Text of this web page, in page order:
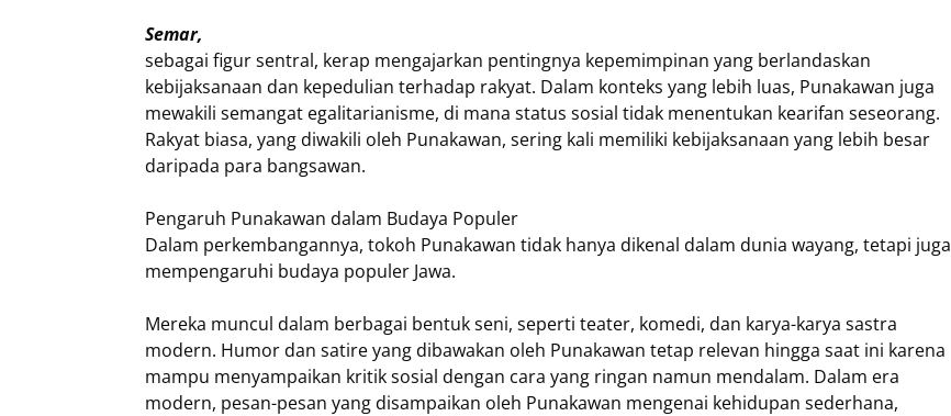
Semar,
sebagai figur sentral, kerap mengajarkan pentingnya kepemimpinan yang berlandaskan
kebijaksanaan dan kepedulian terhadap rakyat. Dalam konteks yang lebih luas, Punakawan juga
mewakili semangat egalitarianisme, di mana status sosial tidak menentukan kearifan seseorang.
Rakyat biasa, yang diwakili oleh Punakawan, sering kali memiliki kebijaksanaan yang lebih besar
daripada para bangsawan.
Pengaruh Punakawan dalam Budaya Populer
Dalam perkembangannya, tokoh Punakawan tidak hanya dikenal dalam dunia wayang, tetapi juga
mempengaruhi budaya populer Jawa.
Mereka muncul dalam berbagai bentuk seni, seperti teater, komedi, dan karya-karya sastra
modern. Humor dan satire yang dibawakan oleh Punakawan tetap relevan hingga saat ini karena
mampu menyampaikan kritik sosial dengan cara yang ringan namun mendalam. Dalam era
modern, pesan-pesan yang disampaikan oleh Punakawan mengenai kehidupan sederhana,